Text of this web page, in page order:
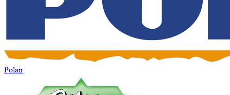
Polair